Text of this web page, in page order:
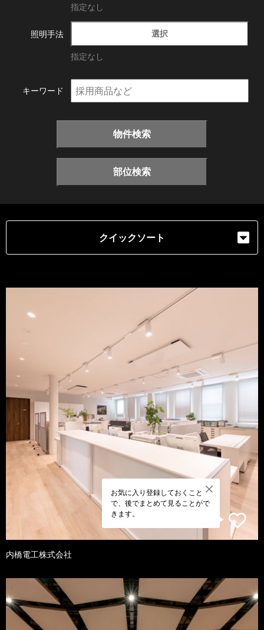
指定なし
照明手法 選択
指定なし
キーワード
物件検索
部位検索
クイックソート
お気に入り登録しておくこと
で、後でまとめて見ることがで
きます。
内橋電工株式会社